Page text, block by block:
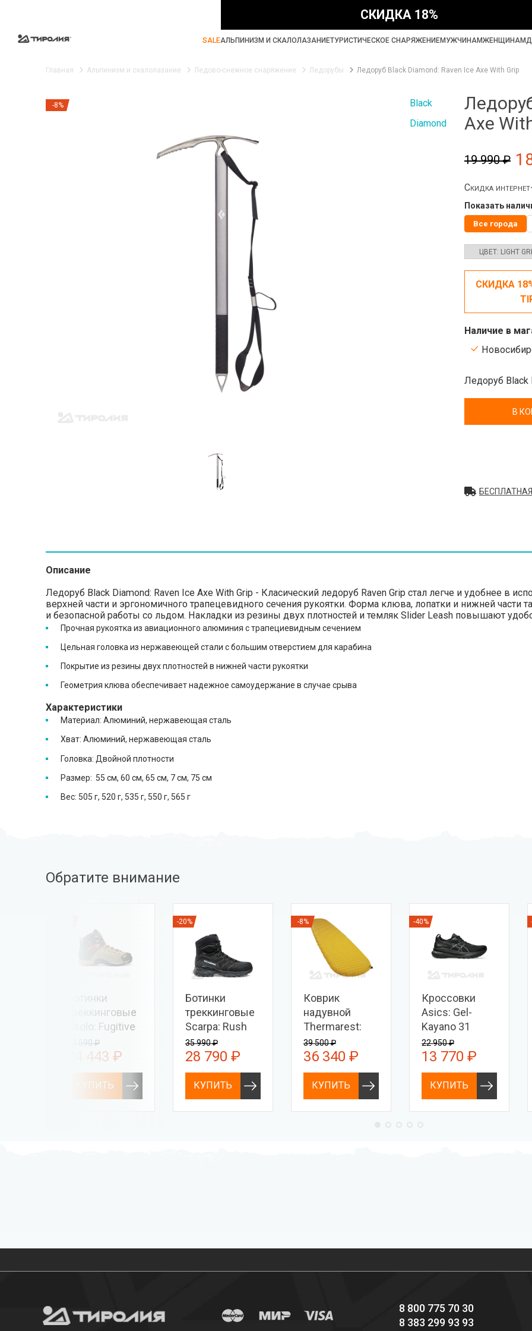
СКИДКА 18%
SALEАЛЬПИНИЗМ И СКАЛОЛАЗАНИЕТУРИСТИЧЕСКОЕ СНАРЯЖЕНИЕМУЖЧИНАМЖЕНЩИНАМ
Главная Альпинизм и скалолазание Ледово-снежное снаряжение Ледорубы Ледоруб Black Diamond: Raven Ice Axe With Grip
-8%
Black
Diamond
Axe
19 990 ₽
Скидка
Показать
Все города
СКИДКА
Наличие в
Ледоруб Black
В
Описание
Ледоруб Black Diamond: Raven Ice Axe With Grip - Класический ледоруб Raven Grip стал легче и удобнее в
верхней части и эргономичного трапецевидного сечения рукоятки. Форма клюва, лопатки и нижней
и безопасной работы со льдом. Накладки из резины двух плотностей и темляк Slider Leash повышают
Прочная рукоятка из авиационного алюминия с трапециевидным сечением
Цельная головка из нержавеющей стали с большим отверстием для карабина
Покрытие из резины двух плотностей в нижней части рукоятки
Геометрия клюва обеспечивает надежное самоудержание в случае срыва
Характеристики
Материал: Алюминий, нержавеющая сталь
Хват: Алюминий, нержавеющая сталь
Головка: Двойной плотности
Размер: 55 см, 60 см, 65 см, 7 см, 75 см
Вес: 505 г, 520 г, 535 г, 550 г, 565 г
Обратите внимание
Ботинки
треккинговые
Asolo: Fugitive
GTX MM
32 590 ₽
24 443 ₽
КУПИТЬ
-20%
Ботинки
треккинговые
Scarpa: Rush
Polar GTX
35 990 ₽
28 790 ₽
КУПИТЬ
-8%
Коврик
надувной
Thermarest:
NeoAir Xlite
NXT L
39 500 ₽
36 340 ₽
КУПИТЬ
-40%
Кроссовки
Asics: Gel-
Kayano 31
22 950 ₽
13 770 ₽
КУПИТЬ
8 800 775 70 30
8 383 299 93 93